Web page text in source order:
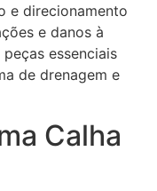
e direcionamento
e danos à
essenciais
de drenagem e
Calha